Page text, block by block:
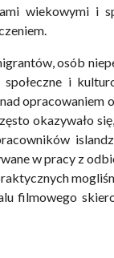
wiekowymi i
osób
i
opracowaniem
okazywało
w pracy z
filmowego